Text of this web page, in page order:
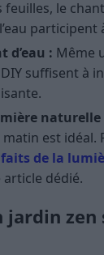
le
participent
d’eau : Même
suffisent à
naturelle
est idéal.
de la
dédié.
jardin zen